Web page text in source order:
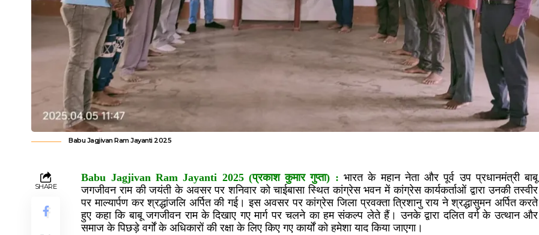
Babu Jagjivan Ram Jayanti 2025
SHARE
Babu Jagjivan Ram Jayanti 2025 (प्रकाश कुमार गुप्ता) : भारत के महान नेता और पूर्व उप प्रधानमंत्री बाबू
जगजीवन राम की जयंती के अवसर पर शनिवार को चाईबासा स्थित कांग्रेस भवन में कांग्रेस कार्यकर्ताओं द्वारा उनकी तस्वीर
पर माल्यार्पण कर श्रद्धांजलि अर्पित की गई। इस अवसर पर कांग्रेस जिला प्रवक्ता त्रिशानु राय ने श्रद्धासुमन अर्पित करते
हुए कहा कि बाबू जगजीवन राम के दिखाए गए मार्ग पर चलने का हम संकल्प लेते हैं। उनके द्वारा दलित वर्ग के उत्थान और
समाज के पिछड़े वर्गों के अधिकारों की रक्षा के लिए किए गए कार्यों को हमेशा याद किया जाएगा।